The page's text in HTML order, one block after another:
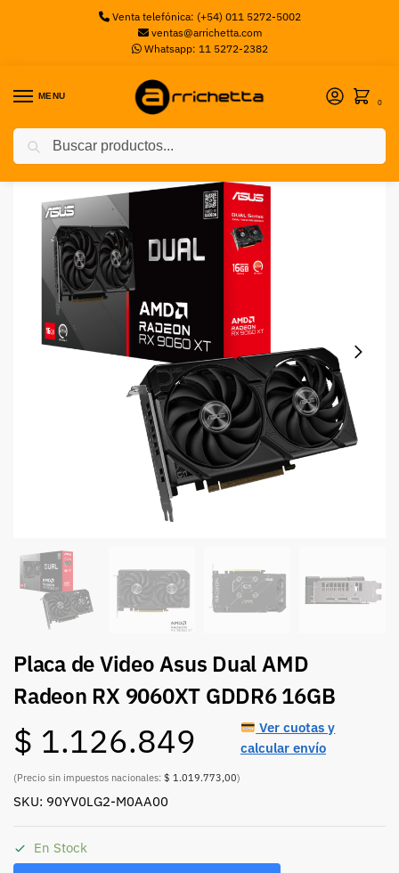
Venta telefónica: (+54) 011 5272-5002
ventas@arrichetta.com
Whatsapp: 11 5272-2382
MENU
0
Inicio Placas de Video / Placa de Video Asus Dual AMD Radeon RX 9060XT GDDR6 16GB
Placa de Video Asus Dual AMD
Radeon RX 9060XT GDDR6 16GB
$ 1.126.849
(Precio sin impuestos nacionales: $ 1.019.773,00)
Ver cuotas y
calcular envío
SKU: 90YV0LG2-M0AA00
En Stock